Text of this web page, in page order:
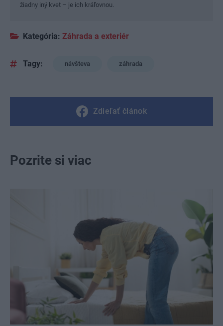
žiadny iný kvet – je ich kráľovnou.
Kategória: Záhrada a exteriér
Tagy: návšteva záhrada
Zdieľať článok
Pozrite si viac